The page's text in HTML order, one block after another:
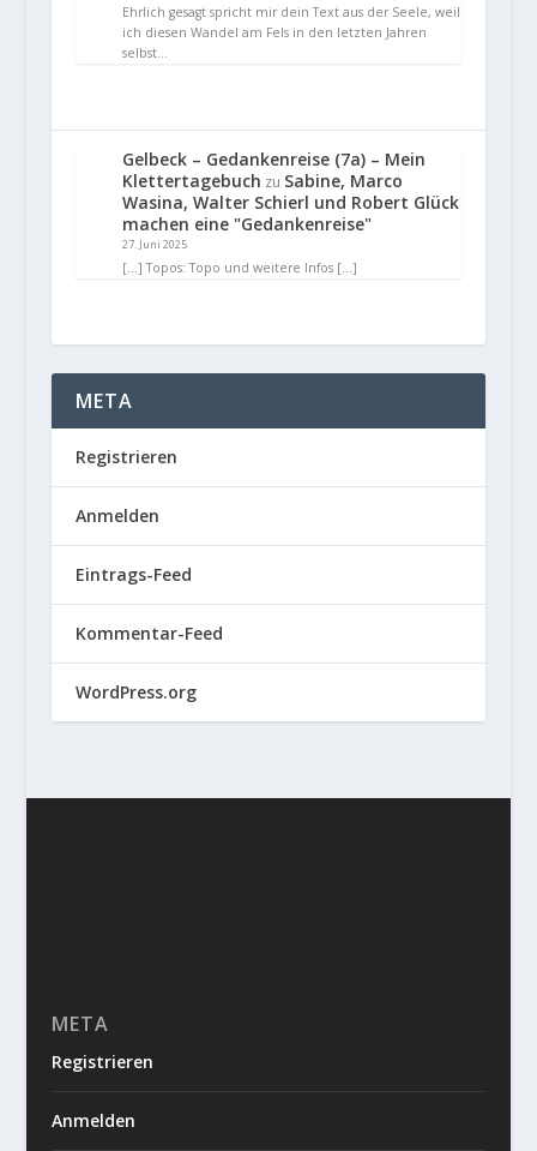
Ehrlich gesagt spricht mir dein Text aus der Seele, weil
ich diesen Wandel am Fels in den letzten Jahren
selbst…
Gelbeck – Gedankenreise (7a) – Mein
Klettertagebuch zu Sabine, Marco
Wasina, Walter Schierl und Robert Glück
machen eine "Gedankenreise"
27. Juni 2025
[…] Topos: Topo und weitere Infos […]
META
Registrieren
Anmelden
Eintrags-Feed
Kommentar-Feed
WordPress.org
META
Registrieren
Anmelden